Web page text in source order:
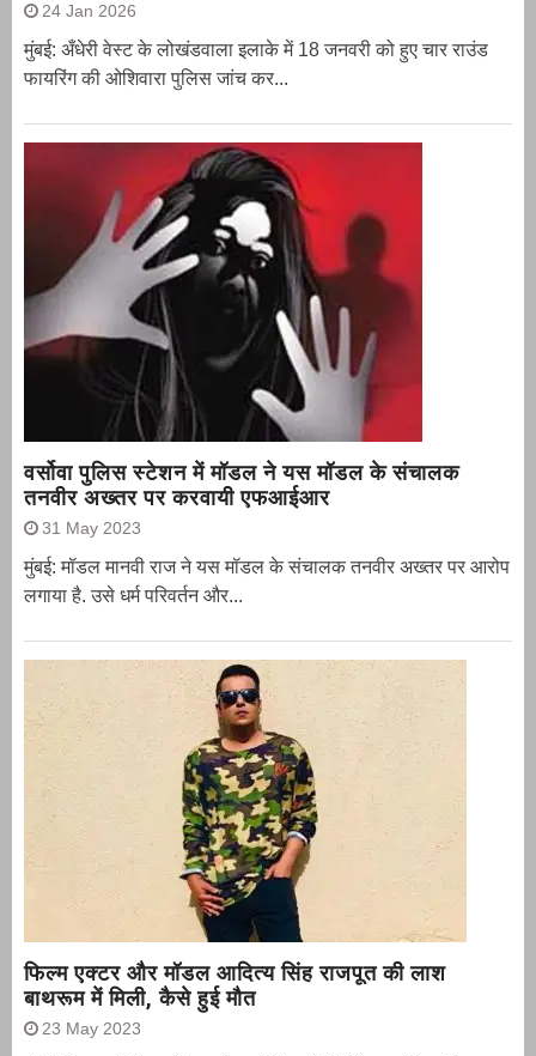
24 Jan 2026
मुंबई: अँधेरी वेस्ट के लोखंडवाला इलाके में 18 जनवरी को हुए चार राउंड
फायरिंग की ओशिवारा पुलिस जांच कर...
वर्सोवा पुलिस स्टेशन में मॉडल ने यस मॉडल के संचालक
तनवीर अख्तर पर करवायी एफआईआर
31 May 2023
मुंबई: मॉडल मानवी राज ने यस मॉडल के संचालक तनवीर अख्तर पर आरोप
लगाया है. उसे धर्म परिवर्तन और...
फिल्म एक्टर और मॉडल आदित्य सिंह राजपूत की लाश
बाथरूम में मिली, कैसे हुई मौत
23 May 2023